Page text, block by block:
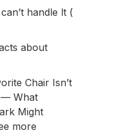
handle lt (
about
Chair Isn’t
— What
Might
more